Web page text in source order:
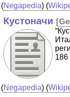
(Negapedia) (
Кустоначи [
186
(Negapedia) (